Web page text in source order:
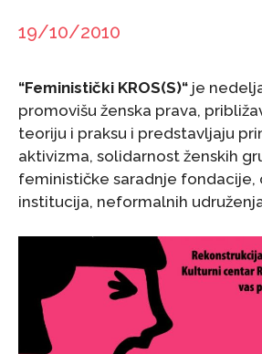
19/10/2010
“Feministički KROS(S)“ je
promovišu ženska prava,
teoriju i praksu i predstavljaju
aktivizma, solidarnost ženskih
feminističke saradnje fondacije,
institucija, neformalnih